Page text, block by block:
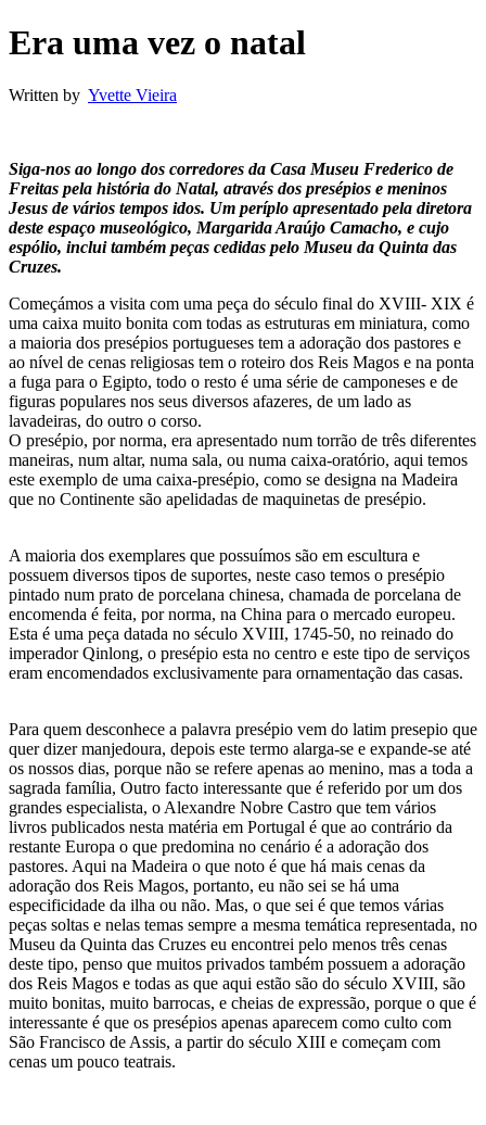
Era uma vez o natal
Written by Yvette Vieira
Siga-nos ao longo dos corredores da Casa Museu Frederico de
Freitas pela história do Natal, através dos presépios e meninos
Jesus de vários tempos idos. Um períplo apresentado pela diretora
deste espaço museológico, Margarida Araújo Camacho, e cujo
espólio, inclui também peças cedidas pelo Museu da Quinta das
Cruzes.
Começámos a visita com uma peça do século final do XVIII- XIX é
uma caixa muito bonita com todas as estruturas em miniatura, como
a maioria dos presépios portugueses tem a adoração dos pastores e
ao nível de cenas religiosas tem o roteiro dos Reis Magos e na ponta
a fuga para o Egipto, todo o resto é uma série de camponeses e de
figuras populares nos seus diversos afazeres, de um lado as
lavadeiras, do outro o corso.
O presépio, por norma, era apresentado num torrão de três diferentes
maneiras, num altar, numa sala, ou numa caixa-oratório, aqui temos
este exemplo de uma caixa-presépio, como se designa na Madeira
que no Continente são apelidadas de maquinetas de presépio.
A maioria dos exemplares que possuímos são em escultura e
possuem diversos tipos de suportes, neste caso temos o presépio
pintado num prato de porcelana chinesa, chamada de porcelana de
encomenda é feita, por norma, na China para o mercado europeu.
Esta é uma peça datada no século XVIII, 1745-50, no reinado do
imperador Qinlong, o presépio esta no centro e este tipo de serviços
eram encomendados exclusivamente para ornamentação das casas.
Para quem desconhece a palavra presépio vem do latim presepio que
quer dizer manjedoura, depois este termo alarga-se e expande-se até
os nossos dias, porque não se refere apenas ao menino, mas a toda a
sagrada família, Outro facto interessante que é referido por um dos
grandes especialista, o Alexandre Nobre Castro que tem vários
livros publicados nesta matéria em Portugal é que ao contrário da
restante Europa o que predomina no cenário é a adoração dos
pastores. Aqui na Madeira o que noto é que há mais cenas da
adoração dos Reis Magos, portanto, eu não sei se há uma
especificidade da ilha ou não. Mas, o que sei é que temos várias
peças soltas e nelas temas sempre a mesma temática representada, no
Museu da Quinta das Cruzes eu encontrei pelo menos três cenas
deste tipo, penso que muitos privados também possuem a adoração
dos Reis Magos e todas as que aqui estão são do século XVIII, são
muito bonitas, muito barrocas, e cheias de expressão, porque o que é
interessante é que os presépios apenas aparecem como culto com
São Francisco de Assis, a partir do século XIII e começam com
cenas um pouco teatrais.